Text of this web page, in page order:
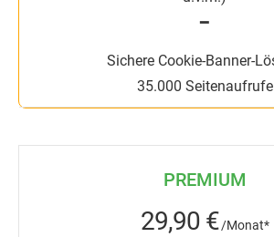
━
35.000 Seitenaufrufe
PREMIUM
29,90 € /Monat*